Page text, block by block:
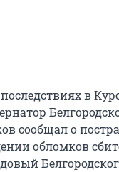
в
сообщал о
обломков